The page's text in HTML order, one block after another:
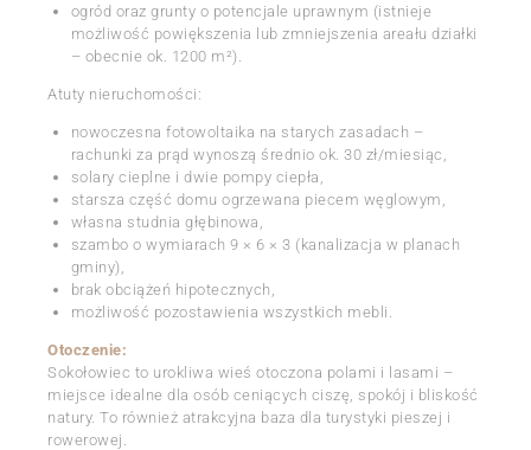
ogród oraz grunty o potencjale uprawnym (istnieje
możliwość powiększenia lub zmniejszenia areału działki
– obecnie ok. 1200 m²).
Atuty nieruchomości:
nowoczesna fotowoltaika na starych zasadach –
rachunki za prąd wynoszą średnio ok. 30 zł/miesiąc,
solary cieplne i dwie pompy ciepła,
starsza część domu ogrzewana piecem węglowym,
własna studnia głębinowa,
szambo o wymiarach 9 × 6 × 3 (kanalizacja w planach
gminy),
brak obciążeń hipotecznych,
możliwość pozostawienia wszystkich mebli.
Otoczenie:
Sokołowiec to urokliwa wieś otoczona polami i lasami –
miejsce idealne dla osób ceniących ciszę, spokój i bliskość
natury. To również atrakcyjna baza dla turystyki pieszej i
rowerowej.